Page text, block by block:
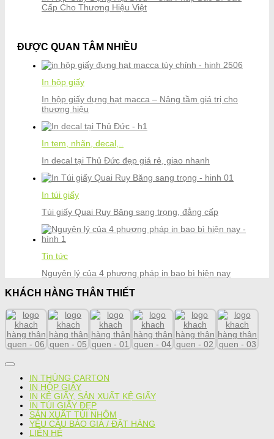
Cấp Cho Thương Hiệu Việt
ĐƯỢC QUAN TÂM NHIỀU
In hộp giấy
In hộp giấy đựng hạt macca – Nâng tầm giá trị cho
thương hiệu
In tem, nhãn, decal,..
In decal tại Thủ Đức đẹp giá rẻ, giao nhanh
In túi giấy
Túi giấy Quai Ruy Băng sang trọng, đẳng cấp
Tin tức
Nguyên lý của 4 phương pháp in bao bì hiện nay
KHÁCH HÀNG THÂN THIẾT
IN THÙNG CARTON
IN HỘP GIẤY
IN KỆ GIẤY, SẢN XUẤT KỆ GIẤY
IN TÚI GIẤY ĐẸP
SẢN XUẤT TÚI NHÔM
YÊU CẦU BÁO GIÁ / ĐẶT HÀNG
LIÊN HỆ